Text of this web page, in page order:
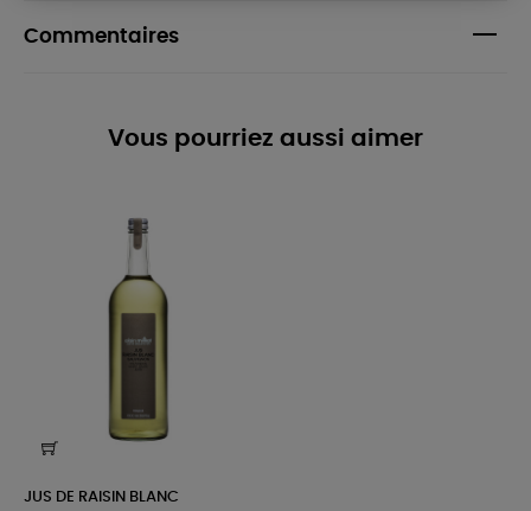
Commentaires
Vous pourriez aussi aimer
JUS DE RAISIN BLANC